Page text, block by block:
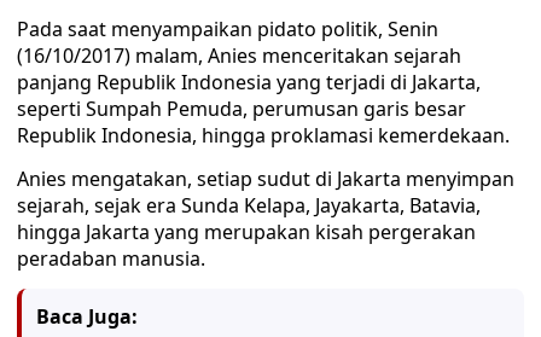
Pada saat menyampaikan pidato politik, Senin
(16/10/2017) malam, Anies menceritakan sejarah
panjang Republik Indonesia yang terjadi di Jakarta,
seperti Sumpah Pemuda, perumusan garis besar
Republik Indonesia, hingga proklamasi kemerdekaan.
Anies mengatakan, setiap sudut di Jakarta menyimpan
sejarah, sejak era Sunda Kelapa, Jayakarta, Batavia,
hingga Jakarta yang merupakan kisah pergerakan
peradaban manusia.
Baca Juga: